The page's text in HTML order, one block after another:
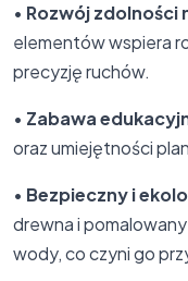
• Rozwój zdolności
elementów wspiera
precyzję ruchów.
• Zabawa
oraz umiejętności
• Bezpieczny i
drewna i
wody, co czyni go